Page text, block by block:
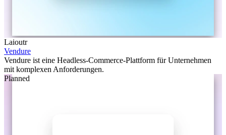
Laioutr
Vendure
Vendure ist eine Headless-Commerce-Plattform für Unternehmen
mit komplexen Anforderungen.
Planned